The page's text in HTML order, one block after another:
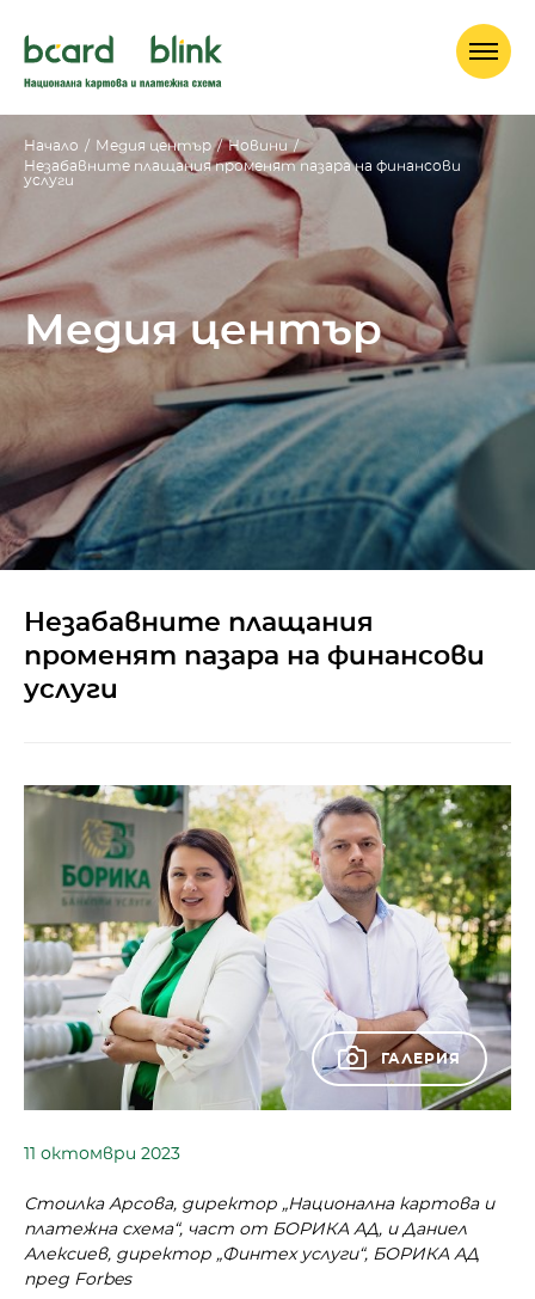
Начало / Медия център / Новини /
Незабавните плащания променят пазара на финансови
услуги
Медия център
Незабавните плащания
променят пазара на финансови
услуги
ГАЛЕРИЯ
11 октомври 2023
Стоилка Арсова, директор „Национална картова и
платежна схема“, част от БОРИКА АД, и Даниел
Алексиев, директор „Финтех услуги“, БОРИКА АД
пред Forbes